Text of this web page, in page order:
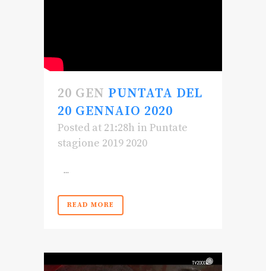
20 GEN PUNTATA DEL
20 GENNAIO 2020
Posted at 21:28h in Puntate
stagione 2019 2020
...
READ MORE